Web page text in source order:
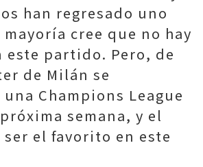
han regresado uno
cree que no hay
este partido. Pero, de
de Milán se
Champions League
semana, y el
el favorito en este